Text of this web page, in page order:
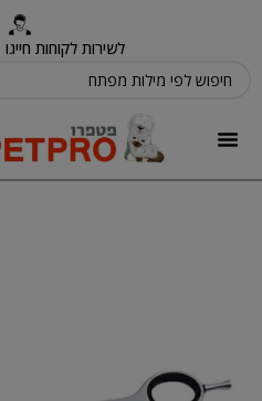
לשירות לקוחות חייגו